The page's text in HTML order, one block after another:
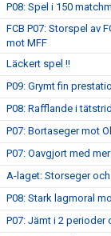
P08: Spel i 150
FCB P07: Storspel av
mot MFF
Läckert spel !!
P09: Grymt fin
P08: Rafflande i
P07: Bortaseger mot
P07: Oavgjort med
A-laget: Storseger
P08: Stark lagmoral
P07: Jämt i 2 perioder